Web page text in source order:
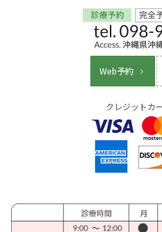
Web予約
クレジットカ